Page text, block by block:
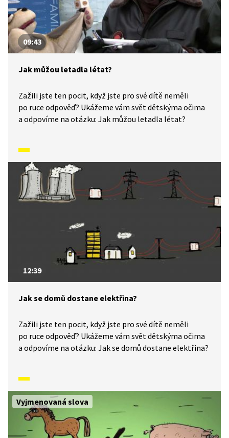
09:43
Jak můžou letadla létat?
Zažili jste ten pocit, když jste pro své dítě neměli
po ruce odpověď? Ukážeme vám svět dětskýma očima
a odpovíme na otázku: Jak můžou letadla létat?
12:39
Jak se domů dostane elektřina?
Zažili jste ten pocit, když jste pro své dítě neměli
po ruce odpověď? Ukážeme vám svět dětskýma očima
a odpovíme na otázku: Jak se domů dostane elektřina?
Vyjmenovaná slova